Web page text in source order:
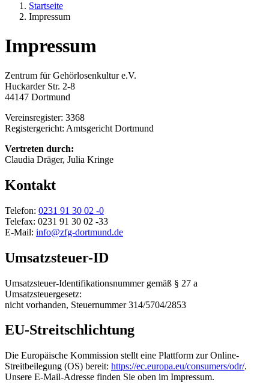
Startseite
Impressum
Impressum
Zentrum für Gehörlosenkultur e.V.
Huckarder Str. 2-8
44147 Dortmund
Vereinsregister: 3368
Registergericht: Amtsgericht Dortmund
Vertreten durch:
Claudia Dräger, Julia Kringe
Kontakt
Telefon: 0231 91 30 02 -0
Telefax: 0231 91 30 02 -33
E-Mail: info@zfg-dortmund.de
Umsatzsteuer-ID
Umsatzsteuer-Identifikationsnummer gemäß § 27 a
Umsatzsteuergesetz:
nicht vorhanden, Steuernummer 314/5704/2853
EU-Streitschlichtung
Die Europäische Kommission stellt eine Plattform zur Online-
Streitbeilegung (OS) bereit: https://ec.europa.eu/consumers/odr/.
Unsere E-Mail-Adresse finden Sie oben im Impressum.